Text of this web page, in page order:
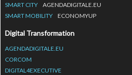
SMART CITY
AGENDADIGITALE.EU
SMART MOBILITY
ECONOMYUP
Digital Transformation
AGENDADIGITALE.EU
CORCOM
DIGITAL4EXECUTIVE